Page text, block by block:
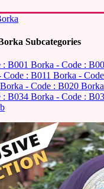
Subcategories
: B001 Borka - Code :
Code : B011 Borka -
Borka - Code : B020
: B034 Borka - Code :